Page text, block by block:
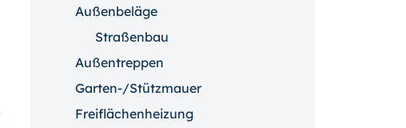
Außenbeläge
Straßenbau
Außentreppen
Garten-/Stützmauer
Freiflächenheizung